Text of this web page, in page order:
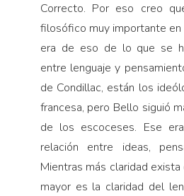
Correcto. Por eso creo
filosófico muy importante en
era de eso de lo que se
entre lenguaje y
de Condillac, están los
francesa, pero Bello siguió
de los escoceses. Ese
relación entre ideas,
Mientras más claridad
mayor es la claridad del